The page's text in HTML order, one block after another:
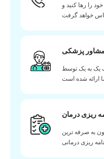
را رها کنید و
خواهد گرفت
مشاور پزشکی
یک به یک توسط
ارائه شده است
ریزی درمان
به صرفه ترین
ریزی درمانی